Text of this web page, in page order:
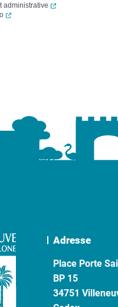
administrative
(ouverture dans un
(ouverture dans un nouvel onglet)
Adresse
Place Porte
BP 15
34751